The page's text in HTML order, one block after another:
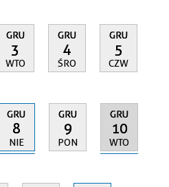
GRU
3
WTO
GRU
4
ŚRO
GRU
5
CZW
GRU
8
NIE
GRU
9
PON
GRU
10
WTO